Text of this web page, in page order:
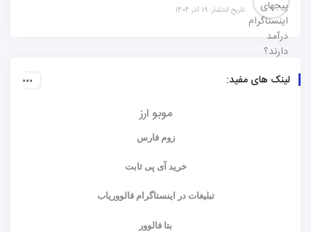
تاریخ انتشار: 19 آذر 1404
لینک های مفید:
موبو ارز
زوم فارس
خرید آی پی ثابت
تبلیغات در اینستاگرام فالووریاب
بتا فالوور